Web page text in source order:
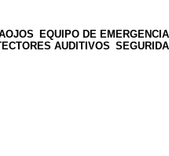
EQUIPO DE
AUDITIVOS